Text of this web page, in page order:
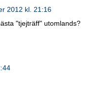
2012 kl. 21:16
"tjejträff" utomlands?